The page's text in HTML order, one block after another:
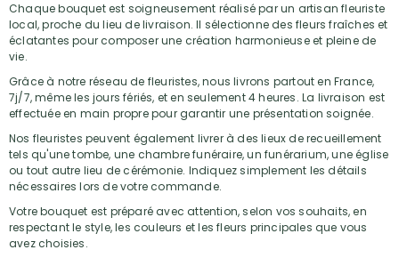
Chaque bouquet est soigneusement réalisé par un artisan fleuriste
local, proche du lieu de livraison. Il sélectionne des fleurs fraîches et
éclatantes pour composer une création harmonieuse et pleine de
vie.
Grâce à notre réseau de fleuristes, nous livrons partout en France,
7j/7, même les jours fériés, et en seulement 4 heures. La livraison est
effectuée en main propre pour garantir une présentation soignée.
Nos fleuristes peuvent également livrer à des lieux de recueillement
tels qu'une tombe, une chambre funéraire, un funérarium, une église
ou tout autre lieu de cérémonie. Indiquez simplement les détails
nécessaires lors de votre commande.
Votre bouquet est préparé avec attention, selon vos souhaits, en
respectant le style, les couleurs et les fleurs principales que vous
avez choisies.